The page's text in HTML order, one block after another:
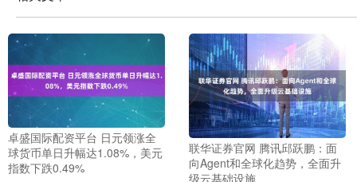
卓盛国际配资平台 日元领涨全
球货币单日升幅达1.08%，美元
指数下跌0.49%
联华证券官网 腾讯邱跃鹏：面
向Agent和全球化趋势，全面升
级云基础设施